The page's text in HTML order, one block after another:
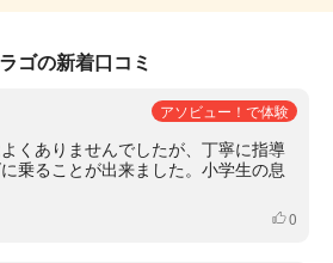
ゴの新着口コミ
アソビュー！で体験
くありませんでしたが、丁寧に指導
乗ることが出来ました。小学生の息
いいね
0